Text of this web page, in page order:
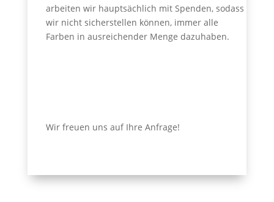
arbeiten wir hauptsächlich mit Spenden, sodass
wir nicht sicherstellen können, immer alle
Farben in ausreichender Menge dazuhaben.
Wir freuen uns auf Ihre Anfrage!